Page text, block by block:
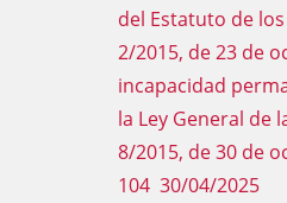
del Estatuto de
2/2015, de 23 de
incapacidad
la Ley General de
8/2015, de 30 de
104 30/04/2025